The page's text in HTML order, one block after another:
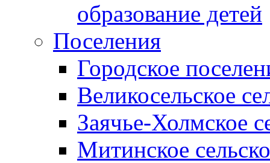
образование детей
Поселения
Городское
Великосельское
Заячье-Холмское
Митинское